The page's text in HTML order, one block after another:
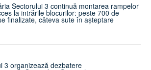
Sectorului 3 continuă montarea rampelor
la intrările blocurilor: peste 700 de
finalizate, câteva sute în așteptare
3 organizează dezbatere